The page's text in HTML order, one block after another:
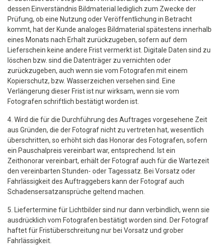
dessen Einverständnis Bildmaterial lediglich zum Zwecke der
Prüfung, ob eine Nutzung oder Veröffentlichung in Betracht
kommt, hat der Kunde analoges Bildmaterial spätestens innerhalb
eines Monats nach Erhalt zurückzugeben, sofern auf dem
Lieferschein keine andere Frist vermerkt ist. Digitale Daten sind zu
löschen bzw. sind die Datenträger zu vernichten oder
zurückzugeben, auch wenn sie vom Fotografen mit einem
Kopierschutz, bzw. Wasserzeichen versehen sind. Eine
Verlängerung dieser Frist ist nur wirksam, wenn sie vom
Fotografen schriftlich bestätigt worden ist.
4. Wird die für die Durchführung des Auftrages vorgesehene Zeit
aus Gründen, die der Fotograf nicht zu vertreten hat, wesentlich
überschritten, so erhöht sich das Honorar des Fotografen, sofern
ein Pauschalpreis vereinbart war, entsprechend. Ist ein
Zeithonorar vereinbart, erhält der Fotograf auch für die Wartezeit
den vereinbarten Stunden- oder Tagessatz. Bei Vorsatz oder
Fahrlässigkeit des Auftraggebers kann der Fotograf auch
Schadensersatzansprüche geltend machen.
5. Liefertermine für Lichtbilder sind nur dann verbindlich, wenn sie
ausdrücklich vom Fotografen bestätigt worden sind. Der Fotograf
haftet für Fristüberschreitung nur bei Vorsatz und grober
Fahrlässigkeit.